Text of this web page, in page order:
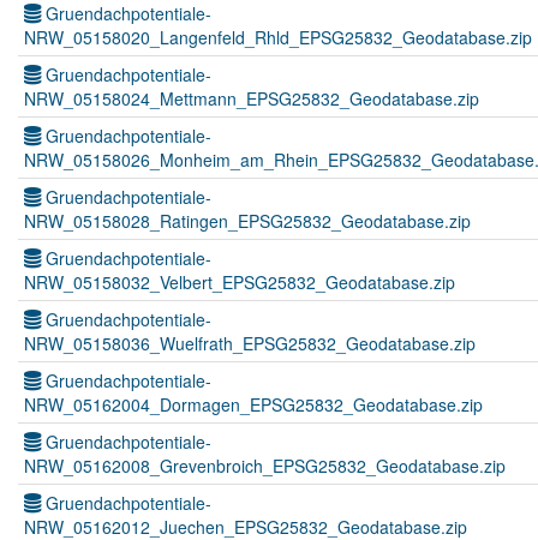
Gruendachpotentiale-
NRW_05158020_Langenfeld_Rhld_EPSG25832_Geodatabase.zip
Gruendachpotentiale-
NRW_05158024_Mettmann_EPSG25832_Geodatabase.zip
Gruendachpotentiale-
Gruendachpotentiale-
NRW_05158028_Ratingen_EPSG25832_Geodatabase.zip
Gruendachpotentiale-
NRW_05158032_Velbert_EPSG25832_Geodatabase.zip
Gruendachpotentiale-
NRW_05158036_Wuelfrath_EPSG25832_Geodatabase.zip
Gruendachpotentiale-
NRW_05162004_Dormagen_EPSG25832_Geodatabase.zip
Gruendachpotentiale-
NRW_05162008_Grevenbroich_EPSG25832_Geodatabase.zip
Gruendachpotentiale-
NRW_05162012_Juechen_EPSG25832_Geodatabase.zip